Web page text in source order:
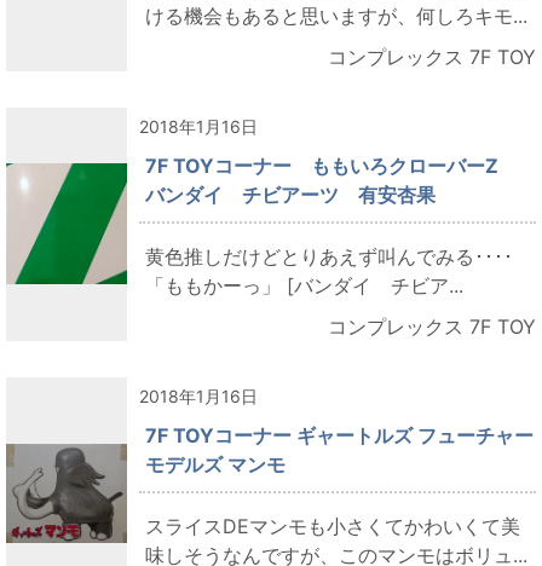
ける機会もあると思いますが、何しろキモ...
コンプレックス 7F TOY
2018年1月16日
7F TOYコーナー ももいろクローバーZ
バンダイ チビアーツ 有安杏果
黄色推しだけどとりあえず叫んでみる････
「ももかーっ」 [バンダイ チビア...
コンプレックス 7F TOY
2018年1月16日
7F TOYコーナー ギャートルズ フューチャー
モデルズ マンモ
スライスDEマンモも小さくてかわいくて美
味しそうなんですが、このマンモはボリュ...